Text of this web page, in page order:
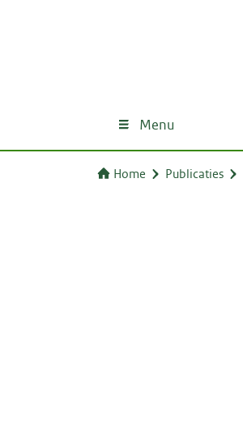
Menu
Home Publicaties